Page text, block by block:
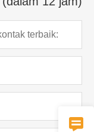
